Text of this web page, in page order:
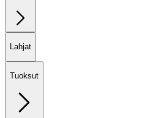
Lahjat
Tuoksut